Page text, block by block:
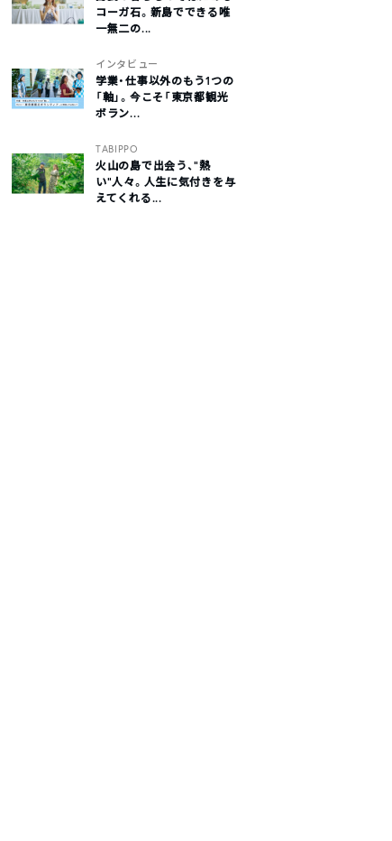
コーガ石。新島でできる唯
一無二の...
インタビュー
学業・仕事以外のもう1つの
「軸」。今こそ「東京都観光
ボラン...
TABIPPO
火山の島で出会う、“熱
い“人々。人生に気付きを与
えてくれる...